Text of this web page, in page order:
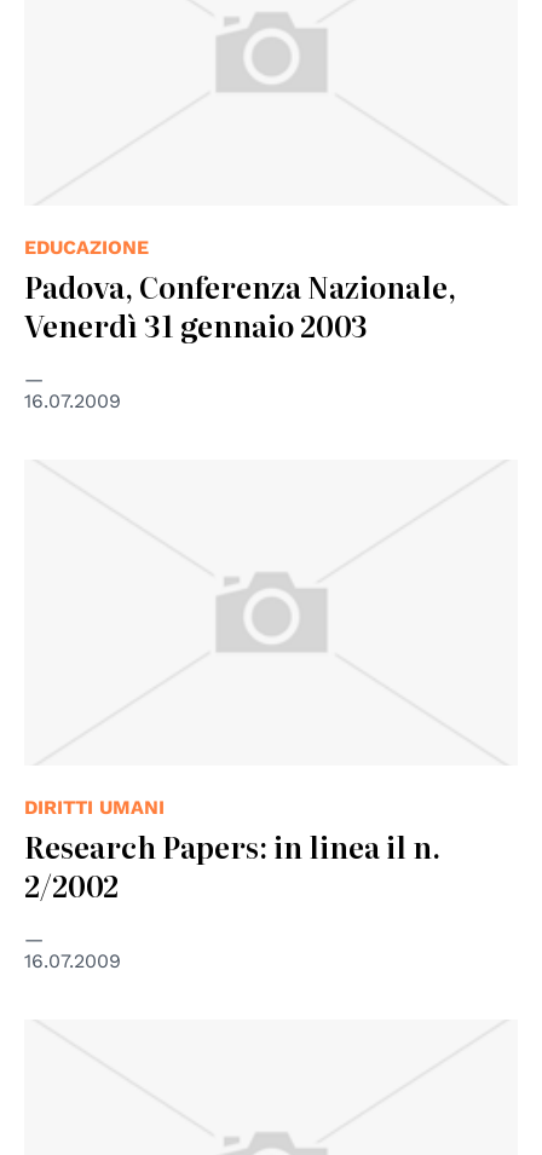
EDUCAZIONE
Padova, Conferenza Nazionale,
Venerdì 31 gennaio 2003
16.07.2009
DIRITTI UMANI
Research Papers: in linea il n.
2/2002
16.07.2009